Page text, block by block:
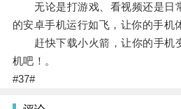
无论是打游戏、看视频还是日
的安卓手机运行如飞，让你的手机
赶快下载小火箭，让你的手机
机吧！。
#37#